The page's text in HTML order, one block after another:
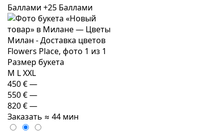
Баллами +25 Баллами
Размер букета
M LXXL
450 €—
550 €—
820 €—
Заказать ≈ 44 мин